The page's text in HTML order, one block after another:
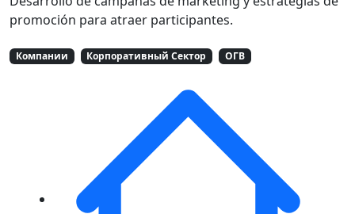
promoción para atraer participantes.
Компании Корпоративный Сектор ОГВ